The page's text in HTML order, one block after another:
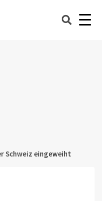
Schweiz eingeweiht